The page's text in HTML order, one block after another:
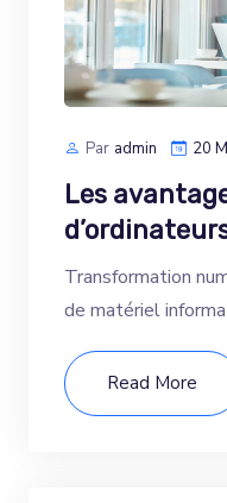
Par Admin 20
Les
Transformation
de matériel
Read More